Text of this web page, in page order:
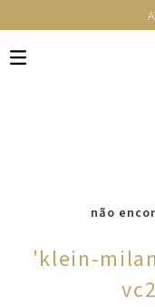
não
'klein-